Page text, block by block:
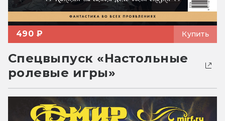
490 ₽ Купить
Спецвыпуск «Настольные
ролевые игры»